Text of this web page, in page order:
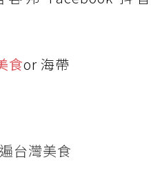
食or 海帶